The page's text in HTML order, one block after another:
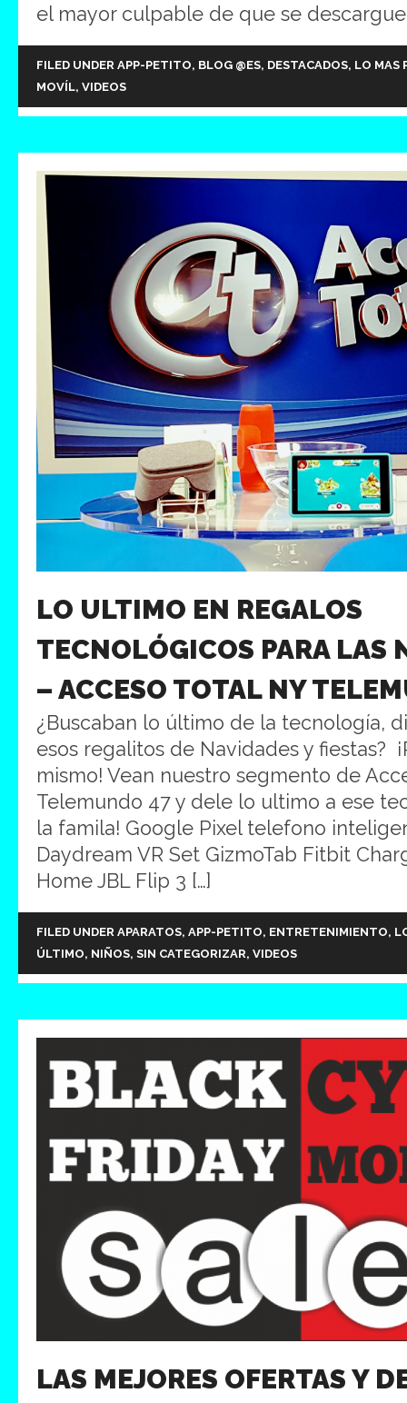
el mayor culpable de que se
FILED UNDER APP-PETITO, BLOG @ES, DESTACADOS, LO MAS
MOVÍL, VIDEOS
LO ULTIMO EN REGALOS
TECNOLÓGICOS PARA LAS
– ACCESO TOTAL NY
¿Buscaban lo último de la tecnología,
esos regalitos de Navidades y fiestas?
mismo! Vean nuestro segmento de
Telemundo 47 y dele lo ultimo a ese
la famila! Google Pixel telefono
Daydream VR Set GizmoTab Fitbit
Home JBL Flip 3 […]
FILED UNDER APARATOS, APP-PETITO, ENTRETENIMIENTO,
ÚLTIMO, NIÑOS, SIN CATEGORIZAR, VIDEOS
LAS MEJORES OFERTAS Y